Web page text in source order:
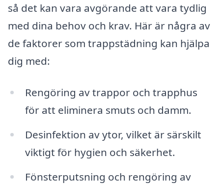
så det kan vara avgörande att vara tydlig
med dina behov och krav. Här är några av
de faktorer som trappstädning kan hjälpa
dig med:
Rengöring av trappor och trapphus
för att eliminera smuts och damm.
Desinfektion av ytor, vilket är särskilt
viktigt för hygien och säkerhet.
Fönsterputsning och rengöring av